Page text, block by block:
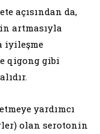
açısından da,
artmasıyla
iyileşme
qigong gibi
yardımcı
olan serotonin